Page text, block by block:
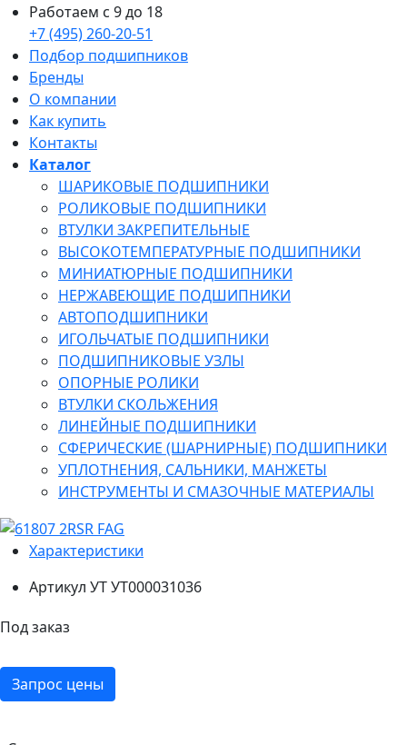
Работаем с 9 до 18
+7 (495) 260-20-51
Подбор подшипников
Бренды
О компании
Как купить
Контакты
Каталог
ШАРИКОВЫЕ ПОДШИПНИКИ
РОЛИКОВЫЕ ПОДШИПНИКИ
ВТУЛКИ ЗАКРЕПИТЕЛЬНЫЕ
ВЫСОКОТЕМПЕРАТУРНЫЕ ПОДШИПНИКИ
МИНИАТЮРНЫЕ ПОДШИПНИКИ
НЕРЖАВЕЮЩИЕ ПОДШИПНИКИ
АВТОПОДШИПНИКИ
ИГОЛЬЧАТЫЕ ПОДШИПНИКИ
ПОДШИПНИКОВЫЕ УЗЛЫ
ОПОРНЫЕ РОЛИКИ
ВТУЛКИ СКОЛЬЖЕНИЯ
ЛИНЕЙНЫЕ ПОДШИПНИКИ
СФЕРИЧЕСКИЕ (ШАРНИРНЫЕ) ПОДШИПНИКИ
УПЛОТНЕНИЯ, САЛЬНИКИ, МАНЖЕТЫ
ИНСТРУМЕНТЫ И СМАЗОЧНЫЕ МАТЕРИАЛЫ
Характеристики
Артикул УТУТ000031036
Под заказ
Запрос цены